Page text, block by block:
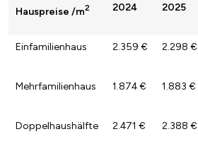
Hauspreise /m2 2024 2025
Einfamilienhaus 2.359 € 2.298 €
Mehrfamilienhaus 1.874 € 1.883 €
Doppelhaushälfte 2.471 € 2.388 €